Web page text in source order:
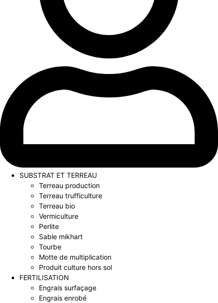
SUBSTRAT ET TERREAU
Terreau production
Terreau trufficulture
Terreau bio
Vermiculture
Perlite
Sable mikhart
Tourbe
Motte de multiplication
Produit culture hors sol
FERTILISATION
Engrais surfaçage
Engrais enrobé